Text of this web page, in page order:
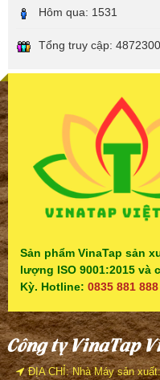
Hôm qua: 1531
Tổng truy cập: 4872300
Sản phẩm VinaTap sản
lượng ISO 9001:2015 và
Kỳ. Hotline: 0835 881 888
Công ty VinaTap
ĐỊA CHỈ: Nhà Máy sản